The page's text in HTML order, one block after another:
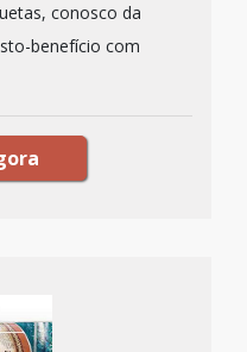
conosco da
benefício com